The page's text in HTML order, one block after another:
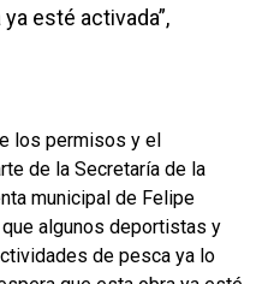
esté activada”,
los permisos y el
de la Secretaría de la
municipal de Felipe
algunos deportistas y
de pesca ya lo